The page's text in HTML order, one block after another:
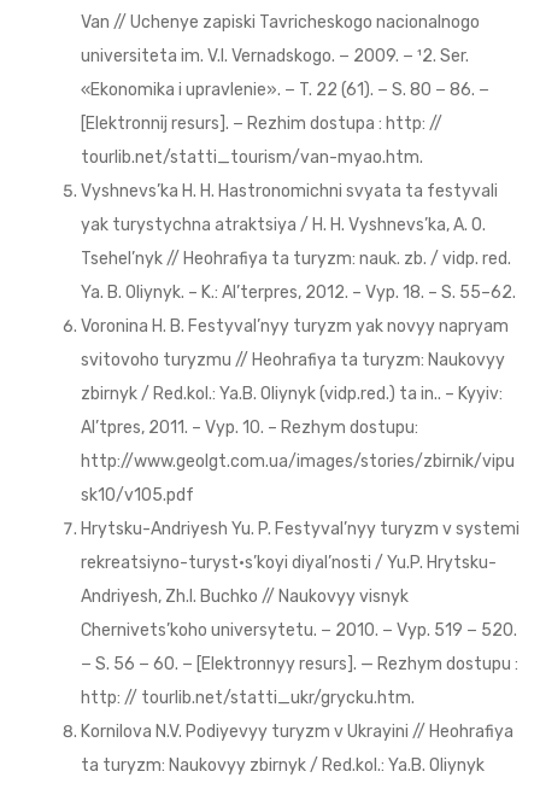
Van // Uchenye zapiski Tavricheskogo nacionalnogo
universiteta im. V.I. Vernadskogo. − 2009. − ¹2. Ser.
«Ekonomika i upravlenie». − T. 22 (61). − S. 80 − 86. −
[Elektronnij resurs]. − Rezhim dostupa : http: //
tourlib.net/statti_tourism/van-myao.htm.
Vyshnevs’ka H. H. Hastronomichni svyata ta festyvali
yak turystychna atraktsiya / H. H. Vyshnevs’ka, A. O.
Tsehel’nyk // Heohrafiya ta turyzm: nauk. zb. / vidp. red.
Ya. B. Oliynyk. – K.: Al’terpres, 2012. – Vyp. 18. – S. 55–62.
Voronina H. B. Festyval’nyy turyzm yak novyy napryam
svitovoho turyzmu // Heohrafiya ta turyzm: Naukovyy
zbirnyk / Red.kol.: Ya.B. Oliynyk (vidp.red.) ta in.. – Kyyiv:
Al’tpres, 2011. – Vyp. 10. – Rezhym dostupu:
http://www.geolgt.com.ua/images/stories/zbirnik/vipu
sk10/v105.pdf
Hrytsku-Andriyesh Yu. P. Festyval’nyy turyzm v systemi
rekreatsiyno-turyst·s’koyi diyal’nosti / Yu.P. Hrytsku-
Andriyesh, Zh.I. Buchko // Naukovyy visnyk
Chernivets’koho universytetu. − 2010. − Vyp. 519 − 520.
− S. 56 − 60. − [Elektronnyy resurs]. — Rezhym dostupu :
http: // tourlib.net/statti_ukr/grycku.htm.
Kornilova N.V. Podiyevyy turyzm v Ukrayini // Heohrafiya
ta turyzm: Naukovyy zbirnyk / Red.kol.: Ya.B. Oliynyk